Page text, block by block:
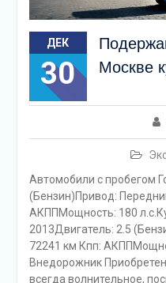
ДЕК
30
Москве
Автомобили с пробегом
(Бензин)Привод:
АКППМощность: 180
2013Двигатель: 2.5
72241 км Кпп:
Внедорожник
всегда волнительное,